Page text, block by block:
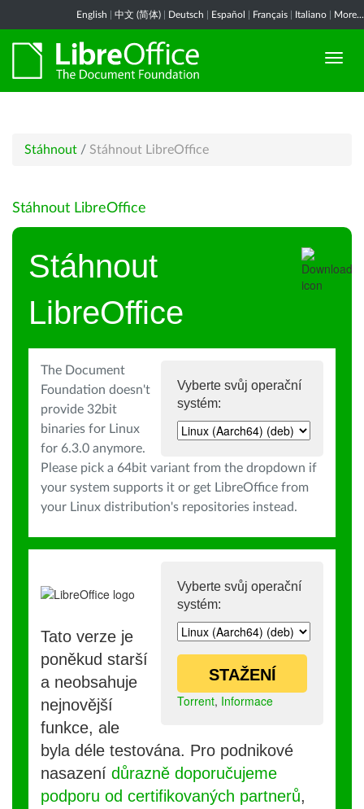
English 中文 (简体) Deutsch Español Français Italiano More...
Stáhnout / Stáhnout LibreOffice
Stáhnout LibreOffice
Stáhnout
LibreOffice
Vyberte svůj operační
systém:
The Document
Foundation doesn't
provide 32bit
binaries for Linux
for 6.3.0 anymore.
Please pick a 64bit variant from the dropdown if
your system supports it or get LibreOffice from
your Linux distribution's repositories instead.
Vyberte svůj operační
systém:
STAŽENÍ
Torrent, Informace
Tato verze je
poněkud starší
a neobsahuje
nejnovější
funkce, ale
byla déle testována. Pro podnikové
nasazení důrazně doporučujeme
podporu od certifikovaných partnerů,